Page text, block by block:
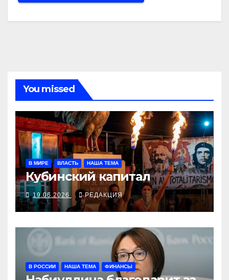
You missed
В МИРЕ ВЛАСТЬ НАША ТЕМА
Кубинский капитал
19.06.2026 РЕДАКЦИЯ
В РОССИИ НАША ТЕМА ФИНАНСЫ